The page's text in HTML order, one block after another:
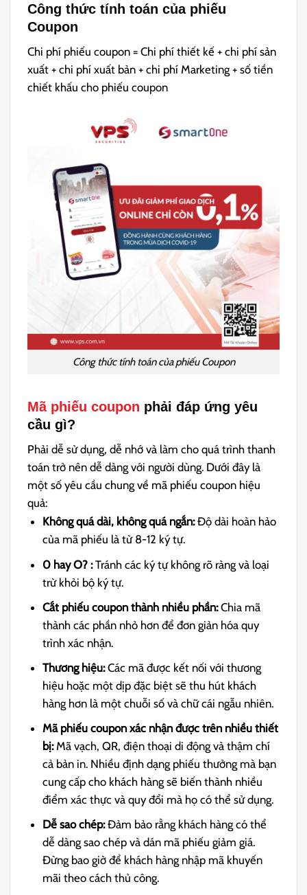
Công thức tính toán của phiếu
Coupon
Chi phí phiếu coupon = Chi phí thiết kế + chi phí sản
xuất + chi phí xuất bản + chi phí Marketing + số tiền
chiết khấu cho phiếu coupon
Công thức tính toán của phiếu Coupon
Mã phiếu coupon phải đáp ứng yêu
cầu gì?
Phải dễ sử dụng, dễ nhớ và làm cho quá trình thanh
toán trở nên dễ dàng với người dùng. Dưới đây là
một số yêu cầu chung về mã phiếu coupon hiệu
quả:
Không quá dài, không quá ngắn:Độ dài hoàn hảo
của mã phiếu là từ 8-12 ký tự.
0 hay O? :Tránh các ký tự không rõ ràng và loại
trừ khỏi bộ ký tự.
Cắt phiếu coupon thành nhiều phần:Chia mã
thành các phần nhỏ hơn để đơn giản hóa quy
trình xác nhận.
Thương hiệu:Các mã được kết nối với thương
hiệu hoặc một dịp đặc biệt sẽ thu hút khách
hàng hơn là một chuỗi số và chữ cái ngẫu nhiên.
Mã phiếu coupon xác nhận được trên nhiều thiết
bị: Mã vạch, QR, điện thoại di động và thậm chí
cả bản in. Nhiều định dạng phiếu thưởng mà bạn
cung cấp cho khách hàng sẽ biến thành nhiều
điểm xác thực và quy đổi mà họ có thể sử dụng.
Dễ sao chép:Đảm bảo rằng khách hàng có thể
dễ dàng sao chép và dán mã phiếu giảm giá.
Đừng bao giờ để khách hàng nhập mã khuyến
mãi theo cách thủ công.